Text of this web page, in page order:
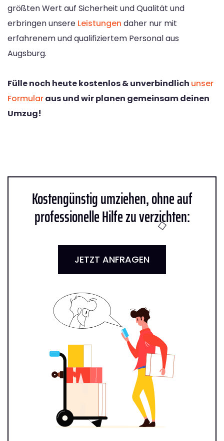
größten Wert auf Sicherheit und Qualität und
erbringen unsere Leistungen daher nur mit
erfahrenem und qualifiziertem Personal aus
Augsburg.
Fülle noch heute kostenlos & unverbindlich unser
Formularaus und wir planen gemeinsam deinen
Umzug!
Kostengünstig umziehen, ohne auf
professionelle Hilfe zu verzichten:
JETZT ANFRAGEN